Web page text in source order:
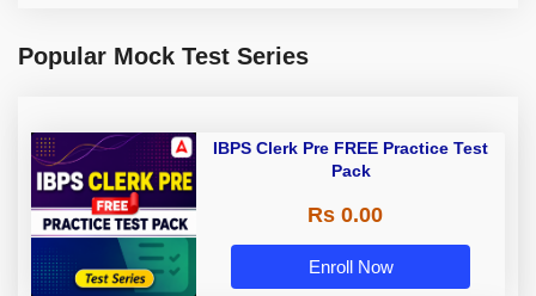
Popular Mock Test Series
IBPS Clerk Pre FREE Practice Test
Pack
Rs 0.00
Enroll Now